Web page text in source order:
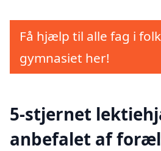
Få hjælp til alle fag i
gymnasiet her!
5-stjernet
anbefalet af